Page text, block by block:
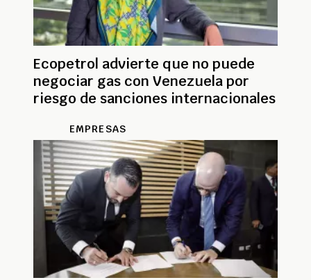
Ecopetrol advierte que no puede
negociar gas con Venezuela por
riesgo de sanciones internacionales
EMPRESAS